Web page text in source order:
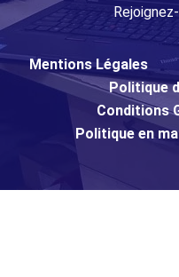
Mentions Légales
Politique
Conditions
Politique en